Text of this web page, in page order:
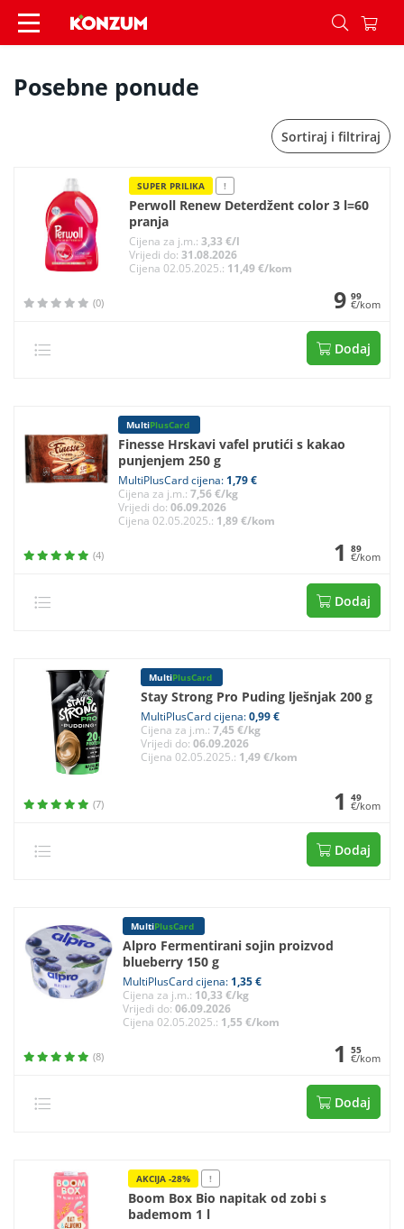
Posebne ponude - Konzum
Posebne ponude
Sortiraj i filtriraj
SUPER PRILIKA !
Perwoll Renew Deterdžent color 3 l=60
pranja
Cijena za j.m.: 3,33 €/l
Vrijedi do: 31.08.2026
Cijena 02.05.2025.: 11,49 €/kom
(0) 9 99
€/kom
Dodaj
MultiPlusCard
Finesse Hrskavi vafel prutići s kakao
punjenjem 250 g
MultiPlusCard cijena: 1,79 €
Cijena za j.m.: 7,56 €/kg
Vrijedi do: 06.09.2026
Cijena 02.05.2025.: 1,89 €/kom
(4) 1 89
€/kom
Dodaj
MultiPlusCard
Stay Strong Pro Puding lješnjak 200 g
MultiPlusCard cijena:0,99 €
Cijena za j.m.: 7,45 €/kg
Vrijedi do: 06.09.2026
Cijena 02.05.2025.: 1,49 €/kom
(7) 1 49
€/kom
Dodaj
MultiPlusCard
Alpro Fermentirani sojin proizvod
blueberry 150 g
MultiPlusCard cijena: 1,35 €
Cijena za j.m.: 10,33 €/kg
Vrijedi do: 06.09.2026
Cijena 02.05.2025.: 1,55 €/kom
(8) 1 55
€/kom
Dodaj
AKCIJA -28% !
Boom Box Bio napitak od zobi s
bademom 1 l